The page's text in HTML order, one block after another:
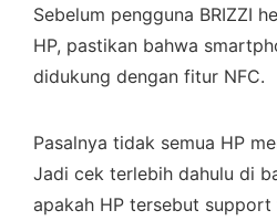
Sebelum pengguna BRIZZI
HP, pastikan bahwa
didukung dengan fitur NFC.
Pasalnya tidak semua HP
Jadi cek terlebih dahulu di
apakah HP tersebut support